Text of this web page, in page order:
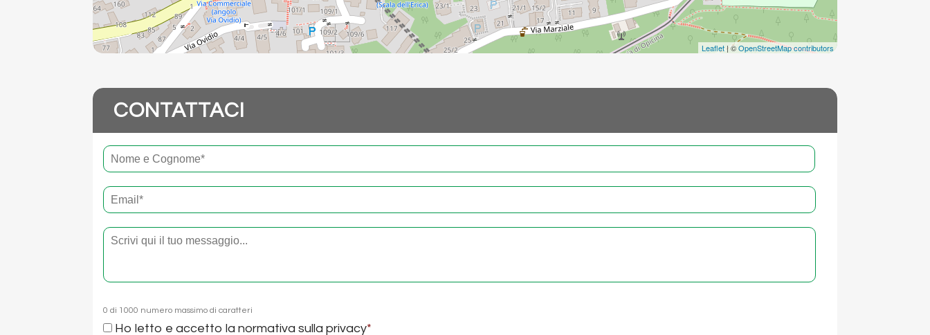
Leaflet| ©OpenStreetMap contributors
CONTATTACI
Nome
e
cognome
Nome
Email
*
Testo
0 di 1000 numero massimo di caratteri
Consenso
Ho letto e accetto lanormativa sulla privacy*